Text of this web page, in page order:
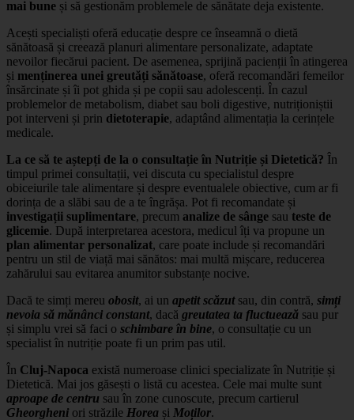
mai bune și să gestionăm problemele de sănătate deja existente.
Acești specialiști oferă educație despre ce înseamnă o dietă
sănătoasă și creează planuri alimentare personalizate, adaptate
nevoilor fiecărui pacient. De asemenea, sprijină pacienții în atingerea
și menținerea unei greutăți sănătoase, oferă recomandări femeilor
însărcinate și îi pot ghida și pe copii sau adolescenți. În cazul
problemelor de metabolism, diabet sau boli digestive, nutriționiștii
pot interveni și prin dietoterapie, adaptând alimentația la cerințele
medicale.
La ce să te aștepți de la o consultație în Nutriție și Dietetică? În
timpul primei consultații, vei discuta cu specialistul despre
obiceiurile tale alimentare și despre eventualele obiective, cum ar fi
dorința de a slăbi sau de a te îngrășa. Pot fi recomandate și
investigații suplimentare, precum analize de sânge sau teste de
glicemie. După interpretarea acestora, medicul îți va propune un
plan alimentar personalizat, care poate include și recomandări
pentru un stil de viață mai sănătos: mai multă mișcare, reducerea
zahărului sau evitarea anumitor substanțe nocive.
Dacă te simți mereu obosit, ai un apetit scăzutsau, din contră, simți
nevoia să mănânci constant, dacă greutatea ta fluctuează sau pur
și simplu vrei să faci o schimbare în bine, o consultație cu un
specialist în nutriție poate fi un prim pas util.
În Cluj-Napoca există numeroase clinici specializate în Nutriție și
Dietetică. Mai jos găsești o listă cu acestea. Cele mai multe sunt
aproape de centru sau în zone cunoscute, precum cartierul
Gheorgheni ori străzile Horea și Moților.